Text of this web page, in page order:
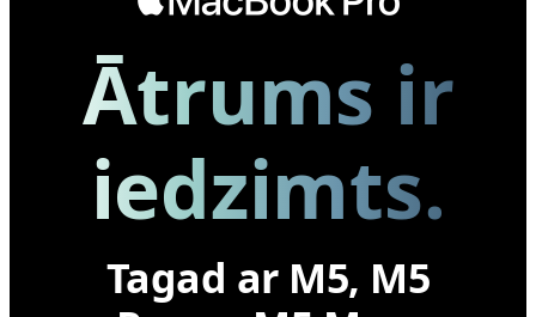
Ātrums ir
iedzimts.
Tagad ar M5, M5